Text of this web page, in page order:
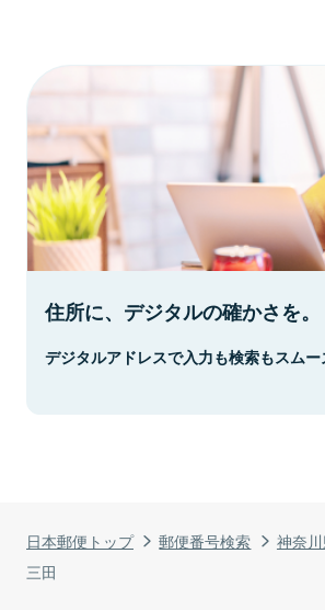
日本郵便トップ 郵便番号検索 神奈
三田
住所に、デジタルの確かさを。
デジタルアドレスで入力も検索もスムー